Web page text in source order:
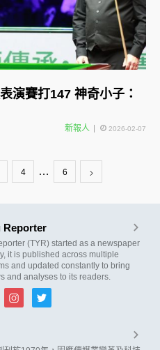
演賽打147 神奇小子：
新報人 2026-02-07
4 … 6
Reporter
(TYR) started as a newspaper
it is published across multiple
and updated constantly to bring
and analyses to its readers.